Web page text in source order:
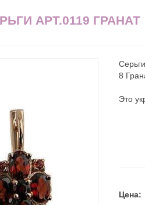
АРТ.0119 ГРАНАТ
8
Это
Цена: